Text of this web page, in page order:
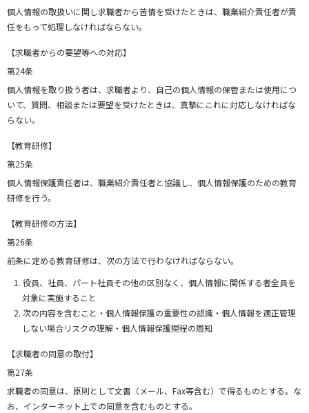
個人情報の取扱いに関し求職者から苦情を受けたときは、職業紹介責任者が責
任をもって処理しなければならない。
【求職者からの要望等への対応】
第24条
個人情報を取り扱う者は、求職者より、自己の個人情報の保管または使用につ
いて、質問、相談または要望を受けたときは、真摯にこれに対応しなければな
らない。
【教育研修】
第25条
個人情報保護責任者は、職業紹介責任者と協議し、個人情報保護のための教育
研修を行う。
【教育研修の方法】
第26条
前条に定める教育研修は、次の方法で行わなければならない。
役員、社員、パート社員その他の区別なく、個人情報に関係する者全員を
対象に実施すること
次の内容を含むこと・個人情報保護の重要性の認識・個人情報を適正管理
しない場合リスクの理解・個人情報保護規程の周知
【求職者の同意の取付】
第27条
求職者の同意は、原則として文書（メール、Fax等含む）で得るものとする。な
お、インターネット上での同意を含むものとする。